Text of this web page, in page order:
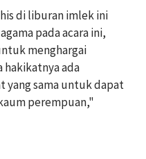
di liburan imlek ini
pada acara ini,
menghargai
hakikatnya ada
yang sama untuk dapat
perempuan,"